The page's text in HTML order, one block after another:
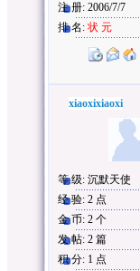
注 册: 2006/7/7
排 名: 状 元
xiaoxixiaoxi
等 级: 沉默天使
经 验: 2 点
金 币: 2 个
发 帖: 2 篇
积 分: 1 点